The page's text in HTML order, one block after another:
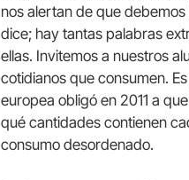
nos alertan de que
dice; hay tantas palabras
ellas. Invitemos a nuestros
cotidianos que consumen.
europea obligó en 2011 a
qué cantidades contienen
consumo desordenado.